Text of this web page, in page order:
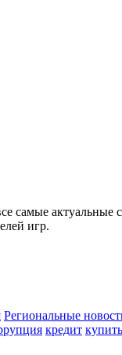
самые
игр.
Региональные
кредит купить